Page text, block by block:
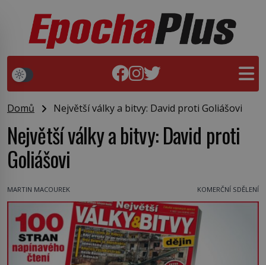
Domů Největší války a bitvy: David proti Goliášovi
Největší války a bitvy: David proti
Goliášovi
MARTIN MACOUREK KOMERČNÍ SDĚLENÍ